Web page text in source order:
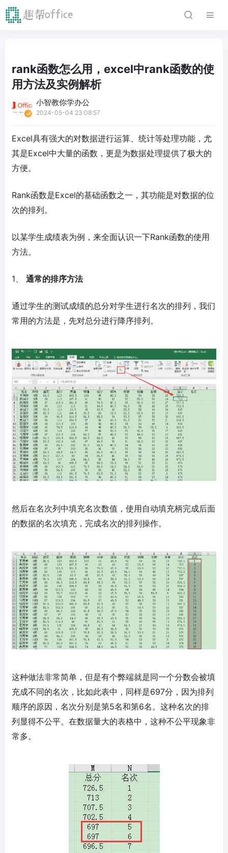
rank函数怎么用，excel中rank函数的使
用方法及实例解析
小智教你学办公
2024-05-04 23:08:57
Excel具有强大的对数据进行运算、统计等处理功能，尤
其是Excel中大量的函数，更是为数据处理提供了极大的
方便。
Rank函数是Excel的基础函数之一，其功能是对数据的位
次的排列。
以某学生成绩表为例，来全面认识一下Rank函数的使用
方法。
1、 通常的排序方法
通过学生的测试成绩的总分对学生进行名次的排列，我们
常用的方法是，先对总分进行降序排列。
然后在名次列中填充名次数值，使用自动填充柄完成后面
的数据的名次填充，完成名次的排列操作。
这种做法非常简单，但是有个弊端就是同一个分数会被填
充成不同的名次，比如此表中，同样是697分，因为排列
顺序的原因，名次分别是第5名和第6名。这种名次的排
列显得不公平。在数据量大的表格中，这种不公平现象非
常多。